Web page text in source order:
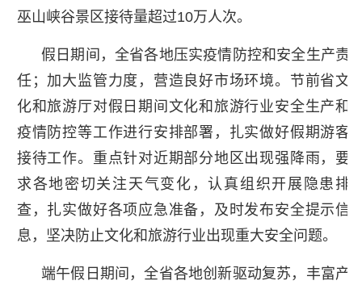
巫山峡谷景区接待量超过10万人次。
假日期间，全省各地压实疫情防控和安全生产责
任；加大监管力度，营造良好市场环境。节前省文
化和旅游厅对假日期间文化和旅游行业安全生产和
疫情防控等工作进行安排部署，扎实做好假期游客
接待工作。重点针对近期部分地区出现强降雨，要
求各地密切关注天气变化，认真组织开展隐患排
查，扎实做好各项应急准备，及时发布安全提示信
息，坚决防止文化和旅游行业出现重大安全问题。
端午假日期间，全省各地创新驱动复苏，丰富产